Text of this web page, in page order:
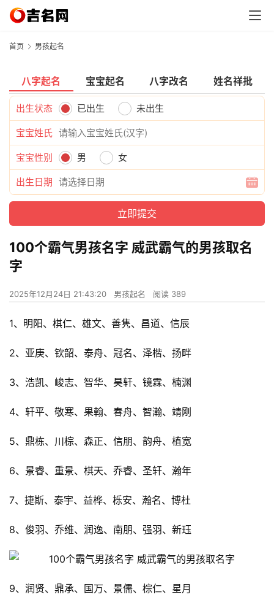
首页 男孩起名
八字起名 宝宝起名 八字改名 姓名祥批
出生状态 已出生 未出生
宝宝姓氏
宝宝性别 男 女
出生日期
100个霸气男孩名字 威武霸气的男孩取名
字
2025年12月24日 21:43:20 男孩起名 阅读 389
1、明阳、棋仁、雄文、善隽、昌道、信辰
2、亚庚、钦韶、泰舟、冠名、泽楷、扬畔
3、浩凯、峻志、智华、昊轩、镜霖、楠渊
4、轩平、敬寒、果翰、春舟、智瀚、靖刚
5、鼎栋、川棕、森正、信朋、韵舟、植宽
6、景睿、重景、棋天、乔睿、圣轩、瀚年
7、捷斯、泰宇、益桦、栎安、瀚名、博杜
8、俊羽、乔维、润逸、南朋、强羽、新珏
9、润贤、鼎承、国万、景儒、棕仁、星月